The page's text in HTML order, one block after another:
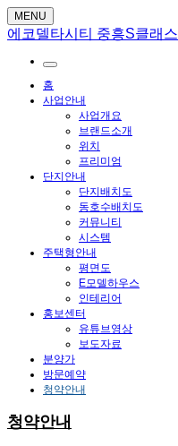
MENU
에코델타시티 중흥S클래스
홈
사업안내
사업개요
브랜드소개
위치
프리미엄
단지안내
단지배치도
동호수배치도
커뮤니티
시스템
주택형안내
평면도
E모델하우스
인테리어
홍보센터
유튜브영상
보도자료
분양가
방문예약
청약안내
청약안내